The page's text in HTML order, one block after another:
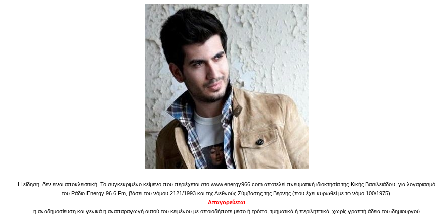
Η είδηση, δεν ειναι αποκλειστική. Το συγκεκριμένο κείμενο που περιέχεται στο www.energy966.com αποτελεί πνευματική ιδιοκτησία της Κικής Βασιλειάδου, για λογαριασμό
του Ράδιο Energy 96.6 Fm, βάσει του νόμου 2121/1993 και της Διεθνούς Σύμβασης της Βέρνης (που έχει κυρωθεί με το νόμο 100/1975).
Απαγορεύεται
η αναδημοσίευση και γενικά η αναπαραγωγή αυτού του κειμένου με οποιοδήποτε μέσο ή τρόπο, τμηματικά ή περιληπτικά, χωρίς γραπτή άδεια του δημιουργού